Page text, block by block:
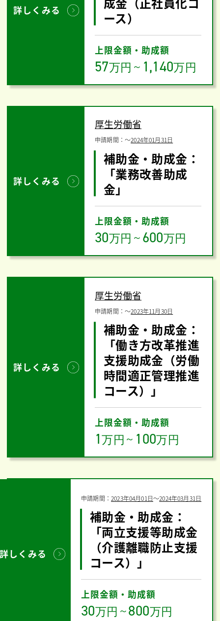
詳しくみる
ース）
上限金額・助成額
57万円 ～ 1,140万円
詳しくみる
厚生労働省
申請期間：〜2024年01月31日
補助金・助成金：
「業務改善助成
金」
上限金額・助成額
30万円 ～ 600万円
詳しくみる
厚生労働省
申請期間：〜2023年11月30日
補助金・助成金：
「働き方改革推進
支援助成金（労働
時間適正管理推進
コース）」
上限金額・助成額
1万円 ～ 100万円
詳しくみる
申請期間：2023年04月01日〜2024年03月31日
補助金・助成金：
「両立支援等助成金
（介護離職防止支援
コース）」
上限金額・助成額
30万円 ～800万円